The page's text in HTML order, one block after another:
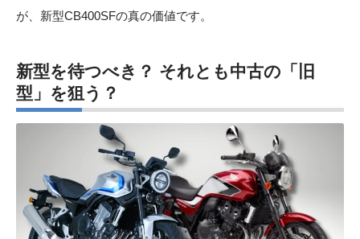
が、新型CB400SFの真の価値です。
新型を待つべき？ それとも中古の「旧
型」を狙う？